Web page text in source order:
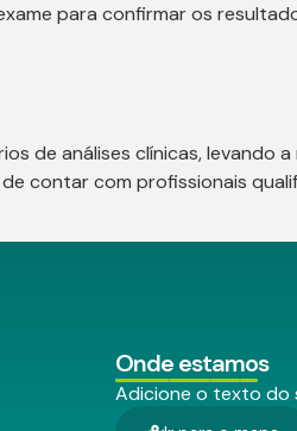
para confirmar os
de análises clínicas, levando
contar com profissionais
Onde estamos
Adicione o texto do